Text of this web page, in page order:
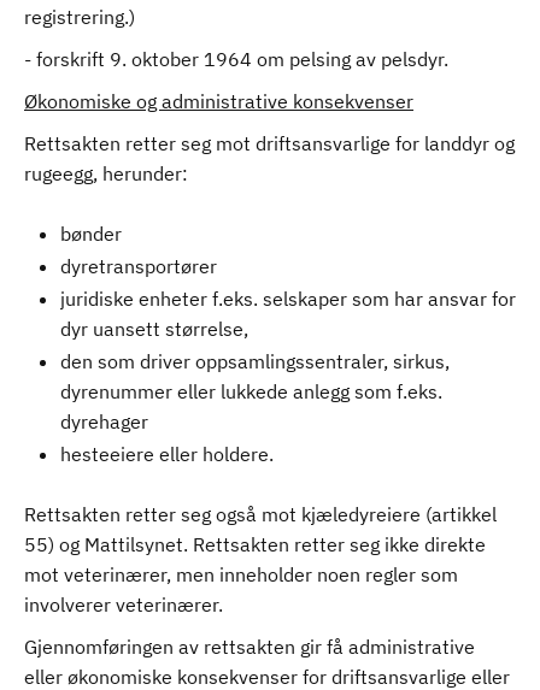
registrering.)
- forskrift 9. oktober 1964 om pelsing av pelsdyr.
Økonomiske og administrative konsekvenser
Rettsakten retter seg mot driftsansvarlige for landdyr og
rugeegg, herunder:
bønder
dyretransportører
juridiske enheter f.eks. selskaper som har ansvar for
dyr uansett størrelse,
den som driver oppsamlingssentraler, sirkus,
dyrenummer eller lukkede anlegg som f.eks.
dyrehager
hesteeiere eller holdere.
Rettsakten retter seg også mot kjæledyreiere (artikkel
55) og Mattilsynet. Rettsakten retter seg ikke direkte
mot veterinærer, men inneholder noen regler som
involverer veterinærer.
Gjennomføringen av rettsakten gir få administrative
eller økonomiske konsekvenser for driftsansvarlige eller